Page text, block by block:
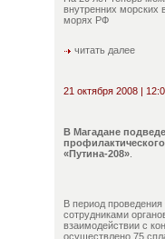
внутренних морских
морях РФ
читать далее
21 октября 2008 |
В Магадане
«Путина-208»
В период
сотрудниками
взаимодействии с
осуществлено 75